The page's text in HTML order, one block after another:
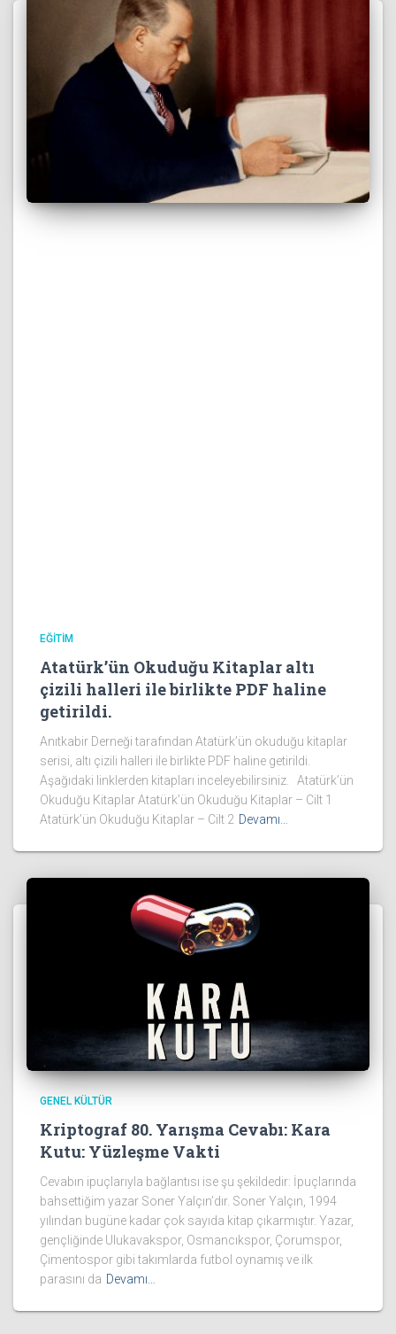
EĞITIM
Atatürk’ün Okuduğu Kitaplar altı
çizili halleri ile birlikte PDF haline
getirildi.
Anıtkabir Derneği tarafından Atatürk’ün okuduğu kitaplar
serisi, altı çizili halleri ile birlikte PDF haline getirildi.
Aşağıdaki linklerden kitapları inceleyebilirsiniz. Atatürk’ün
Okuduğu Kitaplar Atatürk’ün Okuduğu Kitaplar – Cilt 1
Atatürk’ün Okuduğu Kitaplar – Cilt 2 Devamı…
GENEL KÜLTÜR
Kriptograf 80. Yarışma Cevabı: Kara
Kutu: Yüzleşme Vakti
Cevabın ipuçlarıyla bağlantısı ise şu şekildedir: İpuçlarında
bahsettiğim yazar Soner Yalçın’dır. Soner Yalçın, 1994
yılından bugüne kadar çok sayıda kitap çıkarmıştır. Yazar,
gençliğinde Ulukavakspor, Osmancıkspor, Çorumspor,
Çimentospor gibi takımlarda futbol oynamış ve ilk
parasını da Devamı…